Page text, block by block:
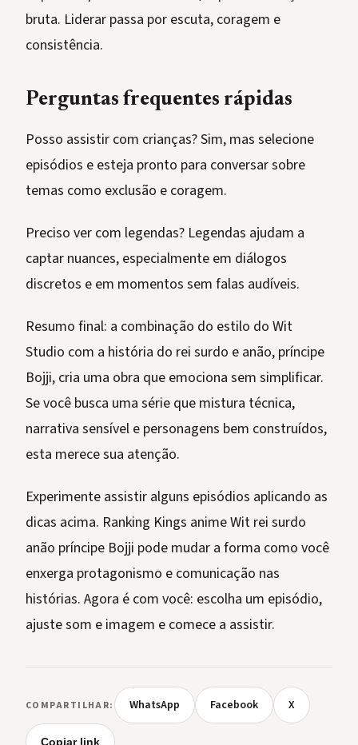
bruta. Liderar passa por escuta, coragem e
consistência.
Perguntas frequentes rápidas
Posso assistir com crianças? Sim, mas selecione
episódios e esteja pronto para conversar sobre
temas como exclusão e coragem.
Preciso ver com legendas? Legendas ajudam a
captar nuances, especialmente em diálogos
discretos e em momentos sem falas audíveis.
Resumo final: a combinação do estilo do Wit
Studio com a história do rei surdo e anão, príncipe
Bojji, cria uma obra que emociona sem simplificar.
Se você busca uma série que mistura técnica,
narrativa sensível e personagens bem construídos,
esta merece sua atenção.
Experimente assistir alguns episódios aplicando as
dicas acima. Ranking Kings anime Wit rei surdo
anão príncipe Bojji pode mudar a forma como você
enxerga protagonismo e comunicação nas
histórias. Agora é com você: escolha um episódio,
ajuste som e imagem e comece a assistir.
COMPARTILHAR: WhatsApp Facebook X
Copiar link